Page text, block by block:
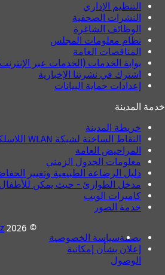
التنظيم الإداري
النشرات الصحفية
الوظائف الشاغرة
نظام معلومات المجلس
المناقصات العامة
بوابة الخدمات (الخدمات عبر
اشترك في نشرتنا الإخبارية
إعدادات حماية البيانات
خدمة المدينة
خريطة المدينة
النقاط الساخنة لشبكة WLAN اللاسلكية
المراحيض العامة
معلومات الجدول الزمني
دليل الرضاعة الطبيعية وتغيير
مدخل الطوارئ - حيث يمكن للأطفال
كاميرات الويب
خدمة الصور
بصمةسياسة الخصوصية
إعلان بشأن إمكانية
الوصول
© 2026